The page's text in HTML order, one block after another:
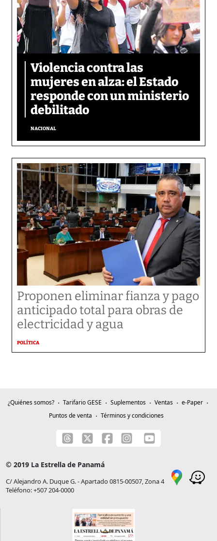
Violencia contra las
mujeres en alza: el Estado
responde con un ministerio
debilitado
NACIONAL
Proponen eliminar fianza y pago
anticipado total para obras de
electricidad y agua
POLÍTICA
¿Quiénes somos? Tarifario GESE Suplementos Ventas
e-Paper
Puntos de venta
Términos y condiciones
© 2019 La Estrella de Panamá
C/ Alejandro A. Duque G. - Apartado 0815-00507, Zona 4
Teléfono: +507 204-0000